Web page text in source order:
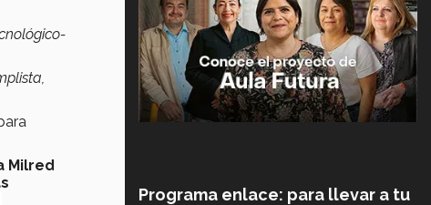
Milred
Programa enlace: para llevar a tu